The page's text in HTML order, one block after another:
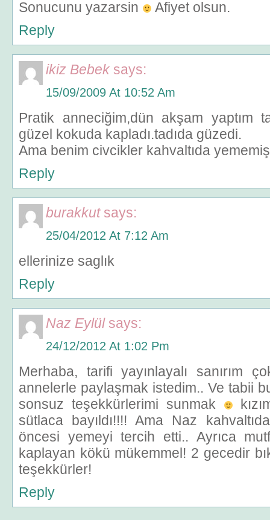
Sonucunu yazarsin
Afiyet olsun.
Reply
ikiz Bebek says:
15/09/2009 At 10:52 Am
Pratik anneciğim,dün akşam yaptım
güzel kokuda kapladı.tadıda güzedi.
Ama benim civcikler kahvaltıda
Reply
burakkut says:
25/04/2012 At 7:12 Am
ellerinize saglık
Reply
Naz Eylül says:
24/12/2012 At 1:02 Pm
Merhaba, tarifi yayınlayalı sanırım
annelerle paylaşmak istedim.. Ve tabii
sonsuz teşekkürlerimi sunmak
sütlaca bayıldı!!!! Ama Naz
öncesi yemeyi tercih etti.. Ayrıca
kaplayan kökü mükemmel! 2 gecedir
teşekkürler!
Reply